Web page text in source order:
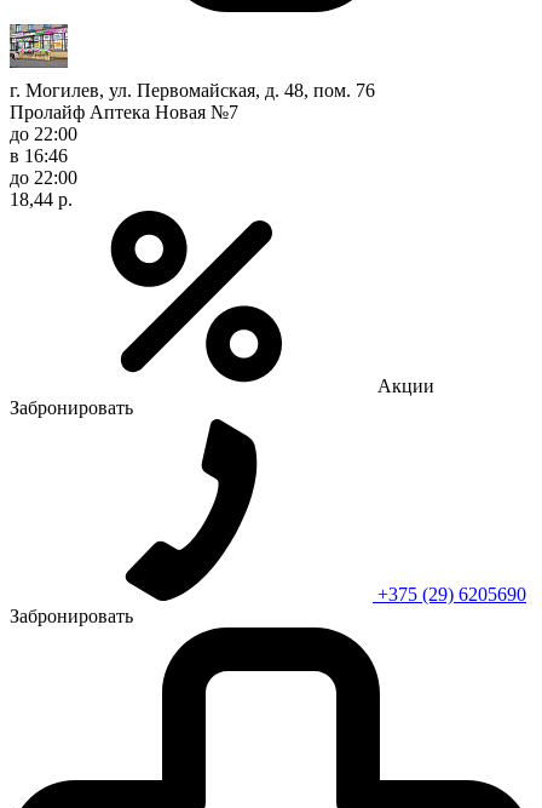
г. Могилев, ул. Первомайская, д. 48, пом. 76
Пролайф Аптека Новая №7
до 22:00
в 16:46
до 22:00
18,44 р.
Акции
Забронировать
+375 (29) 6205690
Забронировать